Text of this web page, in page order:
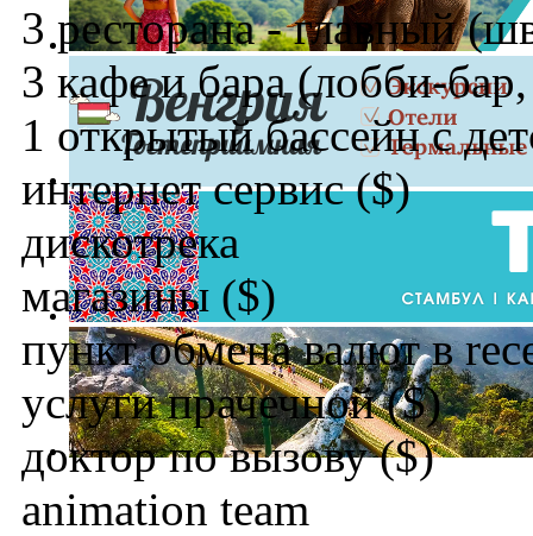
3 ресторана - главный
3 кафе и бара (лобби-
1 открытый бассейн с
интернет сервис ($)
дискотрека
магазины ($)
пункт обмена валют в
услуги прачечной ($)
доктор по вызову ($)
animation team